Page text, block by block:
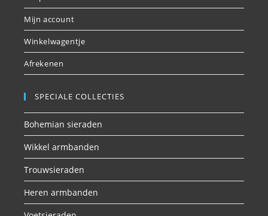
Mijn account
Winkelwagentje
Afrekenen
SPECIALE COLLECTIES
Bohemian sieraden
Wikkel armbanden
Trouwsieraden
Heren armbanden